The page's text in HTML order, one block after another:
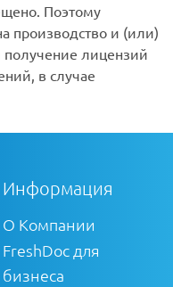
Поэтому
производство и (или)
получение лицензий
в случае
Информация
О Компании
FreshDoc для
бизнеса